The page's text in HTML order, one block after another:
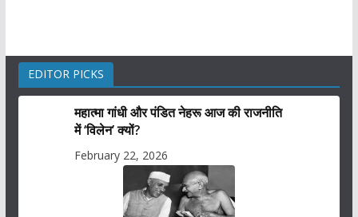
EDITOR PICKS
महात्मा गांधी और पंडित नेहरू आज की राजनीति
में ‘विलेन’ क्यों?
February 22, 2026